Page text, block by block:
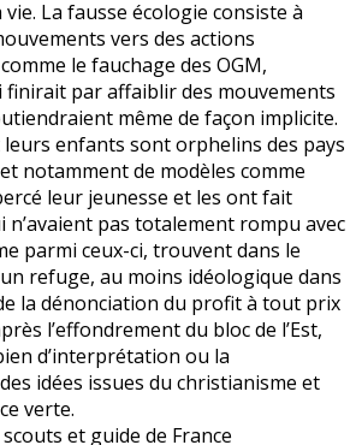
La fausse écologie consiste à
vers des actions
le fauchage des OGM,
par affaiblir des mouvements
même de façon implicite.
leurs enfants sont orphelins des pays
notamment de modèles comme
leur jeunesse et les ont fait
n’avaient pas totalement rompu avec
parmi ceux-ci, trouvent dans le
refuge, au moins idéologique dans
la dénonciation du profit à tout prix
l’effondrement du bloc de l’Est,
d’interprétation ou la
idées issues du christianisme et
verte.
et guide de France